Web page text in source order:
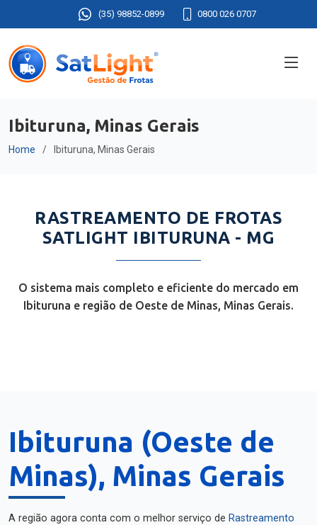
(35) 98852-0899 0800 026 0707
Ibituruna, Minas Gerais
Home Ibituruna, Minas Gerais
RASTREAMENTO DE FROTAS
SATLIGHT IBITURUNA - MG
O sistema mais completo e eficiente do mercado em
Ibituruna e região de Oeste de Minas, Minas Gerais.
Ibituruna (Oeste de
Minas), Minas Gerais
A região agora conta com o melhor serviço de Rastreamento